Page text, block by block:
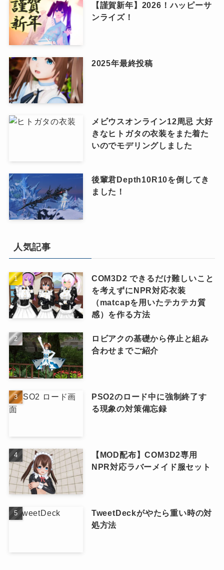
【謹賀新年】2026！ハッピーサ
ンライズ！
2025年最終投稿
メビウスオンライン12周忌 大好
きなヒトガタの衣装をまた着た
いのでモデリングしました
後輩君Depth10R10を倒してき
ました！
人気記事
COM3D2 できるだけ難しいこと
を考えずにNPR対応衣装
（matcapを用いたテカテカ質
感）を作る方法
ロビアクの基礎から停止と組み
合わせまでご紹介
PSO2のロード中に強制終了す
る現象の対策備忘録
【MOD配布】COM3D2専用
NPR対応ラバーメイド服セット
TweetDeckがやたら重い時の対
処方法